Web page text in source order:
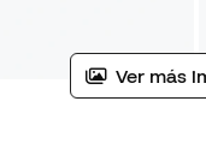
Ver más